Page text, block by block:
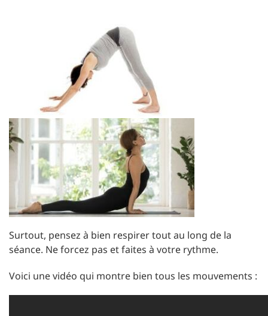
Surtout, pensez à bien respirer tout au long de la
séance. Ne forcez pas et faites à votre rythme.
Voici une vidéo qui montre bien tous les mouvements :